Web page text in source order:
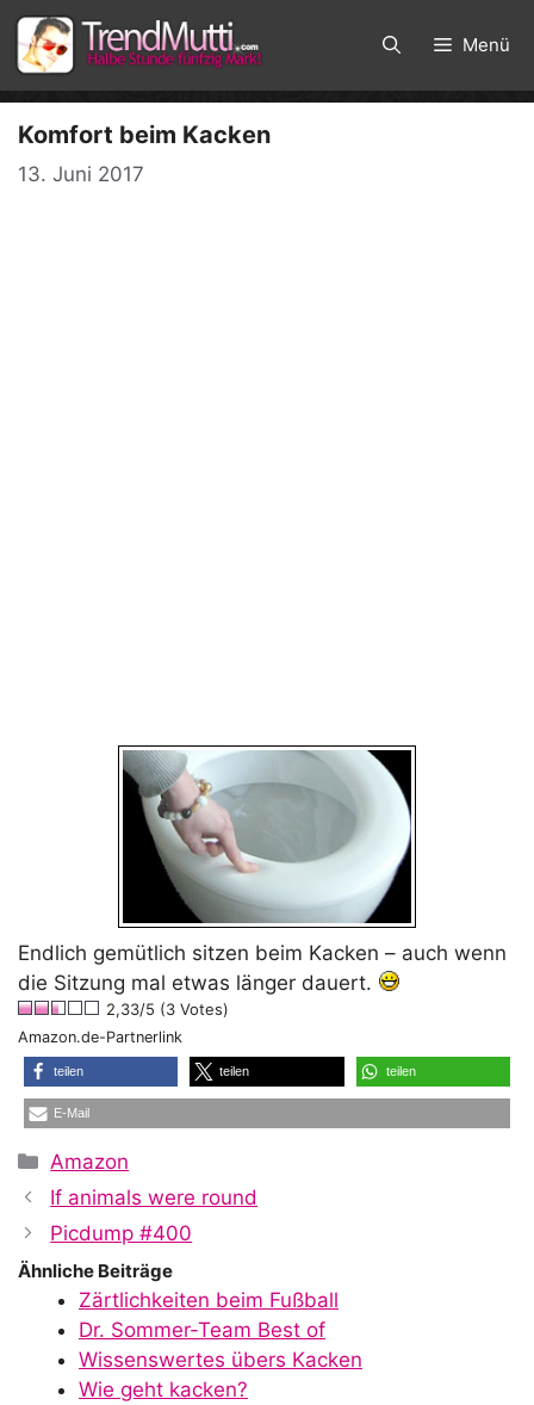
Zum
Inhalt
springen
Menü
Komfort beim Kacken
13. Juni 2017
Endlich gemütlich sitzen beim Kacken – auch wenn
die Sitzung mal etwas länger dauert.
2,33/5 (3 Votes)
Amazon.de-Partnerlink
teilen teilen teilen
E-Mail
Kategorien
Amazon
If animals were round
Picdump #400
Ähnliche Beiträge
Zärtlichkeiten beim Fußball
Dr. Sommer-Team Best of
Wissenswertes übers Kacken
Wie geht kacken?